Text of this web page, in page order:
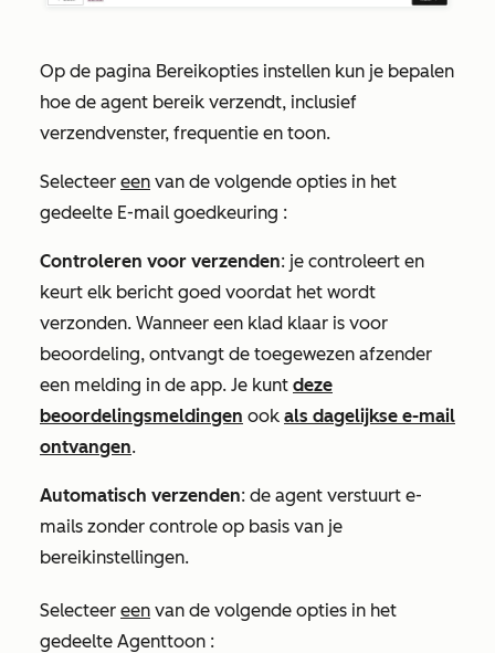
Op de pagina Bereikopties instellen kun je bepalen
hoe de agent bereik verzendt, inclusief
verzendvenster, frequentie en toon.
Selecteer een van de volgende opties in het
gedeelte E-mail goedkeuring :
Controleren voor verzenden: je controleert en
keurt elk bericht goed voordat het wordt
verzonden. Wanneer een klad klaar is voor
beoordeling, ontvangt de toegewezen afzender
een melding in de app. Je kunt deze
beoordelingsmeldingen ook als dagelijkse e-mail
ontvangen.
Automatisch verzenden: de agent verstuurt e-
mails zonder controle op basis van je
bereikinstellingen.
Selecteer een van de volgende opties in het
gedeelte Agenttoon :